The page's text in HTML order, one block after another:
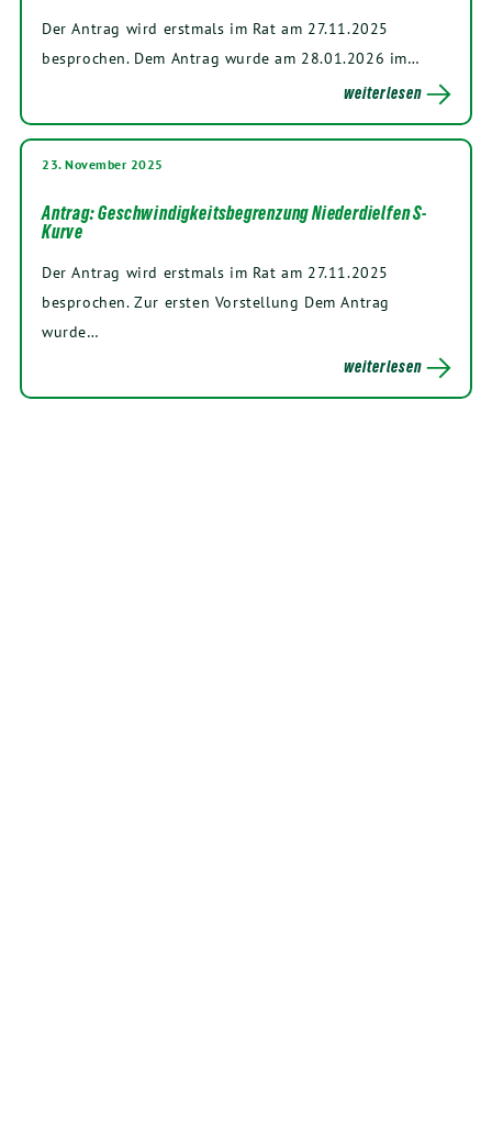
Der Antrag wird erstmals im Rat am 27.11.2025
besprochen. Dem Antrag wurde am 28.01.2026 im…
weiterlesen
23. November 2025
Antrag: Geschwindigkeitsbegrenzung Niederdielfen S-
Kurve
Der Antrag wird erstmals im Rat am 27.11.2025
besprochen. Zur ersten Vorstellung Dem Antrag
wurde…
weiterlesen